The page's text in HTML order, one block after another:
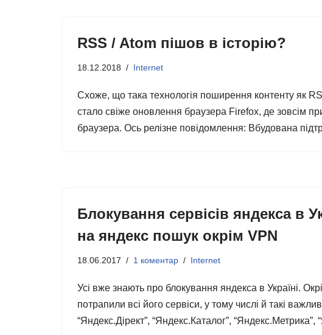
RSS / Atom пішов в історію?
18.12.2018 Internet
Схоже, що така технологія поширення контенту як
стало свіже оновлення браузера Firefox, де зовсім
браузера. Ось релізне повідомлення: Вбудована
Блокування сервісів яндекса в
на яндекс пошук окрім VPN
18.06.2017 1 коментар Internet
Усі вже знають про блокування яндекса в Україні.
потрапили всі його сервіси, у тому числі й такі
“Яндекс.Дірект”, “Яндекс.Каталог”,